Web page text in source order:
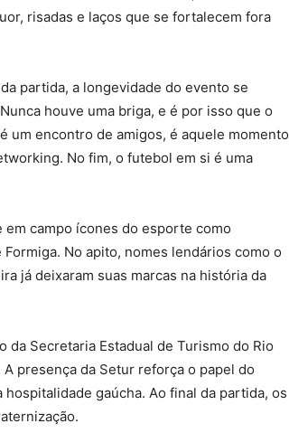
risadas e laços que se fortalecem fora
partida, a longevidade do evento se
houve uma briga, e é por isso que o
um encontro de amigos, é aquele momento
No fim, o futebol em si é uma
campo ícones do esporte como
No apito, nomes lendários como o
já deixaram suas marcas na história da
da Secretaria Estadual de Turismo do Rio
presença da Setur reforça o papel do
gaúcha. Ao final da partida, os